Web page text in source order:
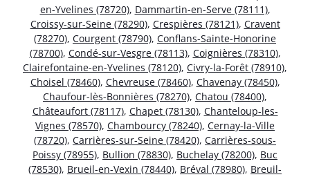
en-Yvelines (78720), Dammartin-en-Serve (78111),
Croissy-sur-Seine (78290), Crespières (78121), Cravent
(78270), Courgent (78790), Conflans-Sainte-Honorine
(78700), Condé-sur-Vesgre (78113), Coignières (78310),
Clairefontaine-en-Yvelines (78120), Civry-la-Forêt (78910),
Choisel (78460), Chevreuse (78460), Chavenay (78450),
Chaufour-lès-Bonnières (78270), Chatou (78400),
Châteaufort (78117), Chapet (78130), Chanteloup-les-
Vignes (78570), Chambourcy (78240), Cernay-la-Ville
(78720), Carrières-sur-Seine (78420), Carrières-sous-
Poissy (78955), Bullion (78830), Buchelay (78200), Buc
(78530), Brueil-en-Vexin (78440), Bréval (78980), Breuil-